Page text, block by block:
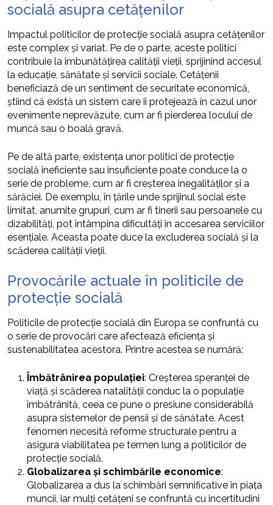
socială asupra cetățenilor
Impactul politicilor de protecție socială asupra cetățenilor
este complex și variat. Pe de o parte, aceste politici
contribuie la îmbunătățirea calității vieții, sprijinind accesul
la educație, sănătate și servicii sociale. Cetățenii
beneficiază de un sentiment de securitate economică,
știind că există un sistem care îi protejează în cazul unor
evenimente neprevăzute, cum ar fi pierderea locului de
muncă sau o boală gravă.
Pe de altă parte, existența unor politici de protecție
socială ineficiente sau insuficiente poate conduce la o
serie de probleme, cum ar fi creșterea inegalităților și a
sărăciei. De exemplu, în țările unde sprijinul social este
limitat, anumite grupuri, cum ar fi tinerii sau persoanele cu
dizabilități, pot întâmpina dificultăți în accesarea serviciilor
esențiale. Aceasta poate duce la excluderea socială și la
scăderea calității vieții.
Provocările actuale în politicile de
protecție socială
Politicile de protecție socială din Europa se confruntă cu
o serie de provocări care afectează eficiența și
sustenabilitatea acestora. Printre acestea se numără:
Îmbătrânirea populației: Creșterea speranței de
viață și scăderea natalității conduc la o populație
îmbătrânită, ceea ce pune o presiune considerabilă
asupra sistemelor de pensii și de sănătate. Acest
fenomen necesită reforme structurale pentru a
asigura viabilitatea pe termen lung a politicilor de
protecție socială.
Globalizarea și schimbările economice:
Globalizarea a dus la schimbări semnificative în piața
muncii, iar mulți cetățeni se confruntă cu incertitudini